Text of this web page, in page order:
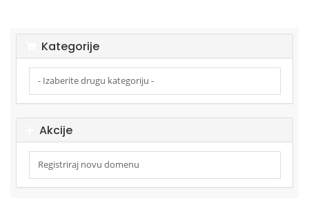
Kategorije
Akcije